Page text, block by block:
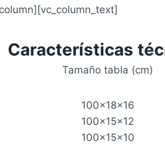
Características
Tamaño tabla (cm)
100×18×16
100×15×12
100×15×10